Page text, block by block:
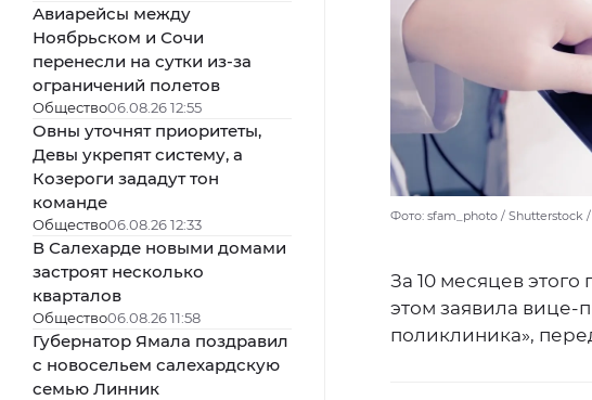
Авиарейсы между
Ноябрьском и Сочи
перенесли на сутки из-за
ограничений полетов
Общество06.08.26 12:55
Овны уточнят приоритеты,
Девы укрепят систему, а
Козероги зададут тон
команде
Общество06.08.26 12:33
В Салехарде новыми домами
застроят несколько
кварталов
Общество06.08.26 11:58
Губернатор Ямала поздравил
с новосельем салехардскую
семью Линник
Фото: sfam_photo / Shutterstock
За 10 месяцев этого
этом заявила вице-
поликлиника»,